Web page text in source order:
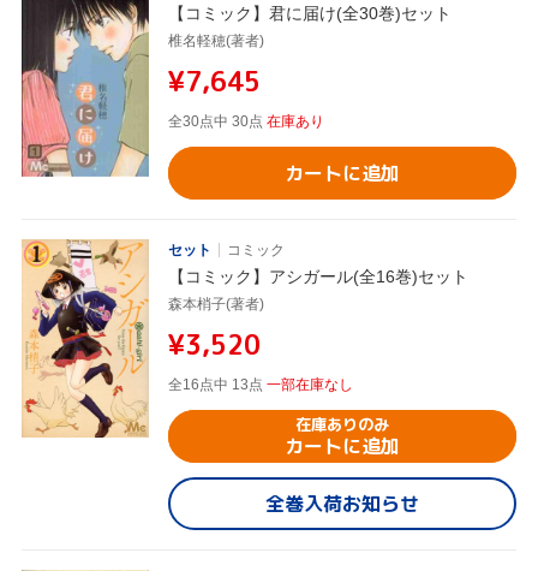
【コミック】君に届け(全30巻)セット
椎名軽穂(著者)
¥7,645
全30点中 30点 在庫あり
カートに追加
セット コミック
【コミック】アシガール(全16巻)セット
森本梢子(著者)
¥3,520
全16点中 13点 一部在庫なし
在庫ありのみ
カートに追加
全巻入荷お知らせ